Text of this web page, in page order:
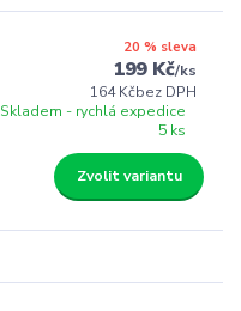
20 % sleva
199 Kč/ks
164 Kčbez DPH
Skladem - rychlá expedice
5 ks
Zvolit variantu